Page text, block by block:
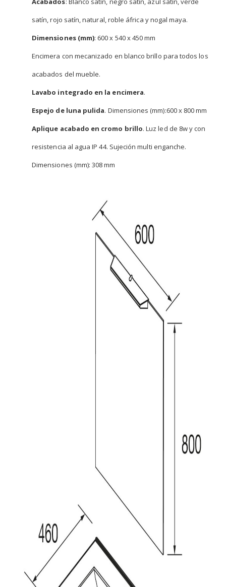
satín, rojo satín, natural, roble áfrica y nogal maya.
Dimensiones (mm): 600 x 540 x 450 mm
Encimera con mecanizado en blanco brillo para todos los
acabados del mueble.
Lavabo integrado en la encimera.
Espejo de luna pulida. Dimensiones (mm):600 x 800 mm
Aplique acabado en cromo brillo. Luz led de 8w y con
resistencia al agua IP 44. Sujeción multi enganche.
Dimensiones (mm): 308 mm